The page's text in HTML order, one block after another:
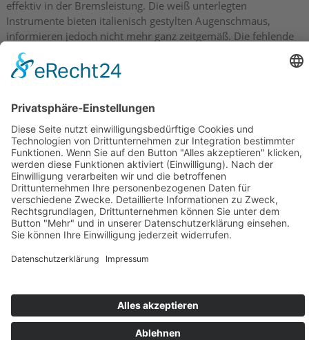
effektiv in der Bremsleistung. Die weiß unterlegten
Instrumente bieten italienisch gestylten Augenschmaus,
informieren jedoch nicht mehr ganz zeitgemäß. Die fehlende
Uhr, die fehlende Tankanzeige und schlecht ablesbare
Instrumentenleuchten entsprechen mittlerweile nicht mehr
dem Zeitgeist der Vollinformation, der sich sogar bei
Die Strike wirkte auf mich in ihrem Konzept nicht ganz rund.
Super Fahrwerkseigenschaften für sportliche Kurvenhatz
gepaart mit satten Bremsen, die jedoch ein eindeutiges
Aufstellmoment auslösen und nach harter Beanspruchung
teigig werden. Ein drehzahlhungriges Aggregat mit fetter
Leistungsausbeute jenseits der 6000 Umin, aber mit nervigen
Lastwechselreaktionen und Rupfen und Reißen an der Kette,
wollte man die Laverda unter 3000 Umin bewegen. Trotz
ambitionierte Biker mit dem Hang zum Besonderen.
RK moto · Ralf Kistner · Föhrenweg 4 D · 89407 Dillingen/Donau · +49
(0)152 53121029 · info@rk-moto.de |Cookie-Einstellungen
webdesign-grafik.at